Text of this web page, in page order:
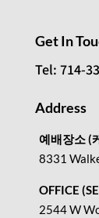
Get In
Tel: 714-
Address
예배장소 (
8331
OFFICE
2544 W